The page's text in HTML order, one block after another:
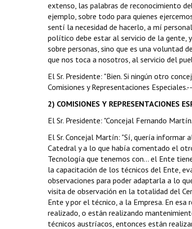
extenso, las palabras de reconocimiento
ejemplo, sobre todo para quienes
sentí la necesidad de hacerlo, a mí
político debe estar al servicio de la gente,
sobre personas, sino que es una voluntad
que nos toca a nosotros, al servicio del
El Sr. Presidente: "Bien. Si ningún otro
Comisiones y Representaciones
2) COMISIONES Y REPRESENTACIONES
El Sr. Presidente: "Concejal Fernando
El Sr. Concejal Martín: "Sí, quería informar
Catedral y a lo que había comentado el
Tecnología que tenemos con... el Ente
la capacitación de los técnicos del Ente,
observaciones para poder adaptarla a lo
visita de observación en la totalidad del
Ente y por el técnico, a la Empresa. En
realizado, o están realizando
técnicos austríacos, entonces están